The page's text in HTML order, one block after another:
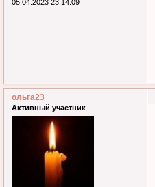
05.04.2023 23:14:09
ольга23
Активный участник